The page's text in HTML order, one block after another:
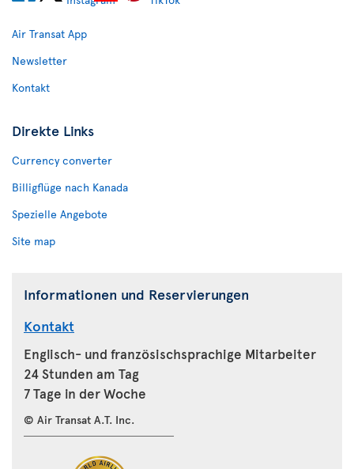
Air Transat App
Newsletter
Kontakt
Direkte Links
Currency converter
Billigflüge nach Kanada
Spezielle Angebote
Site map
Informationen und Reservierungen
Kontakt
Englisch- und französischsprachige Mitarbeiter
24 Stunden am Tag
7 Tage in der Woche
© Air Transat A.T. Inc.